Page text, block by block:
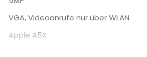
VGA, Videoanrufe nur über WLAN
Apple A5X